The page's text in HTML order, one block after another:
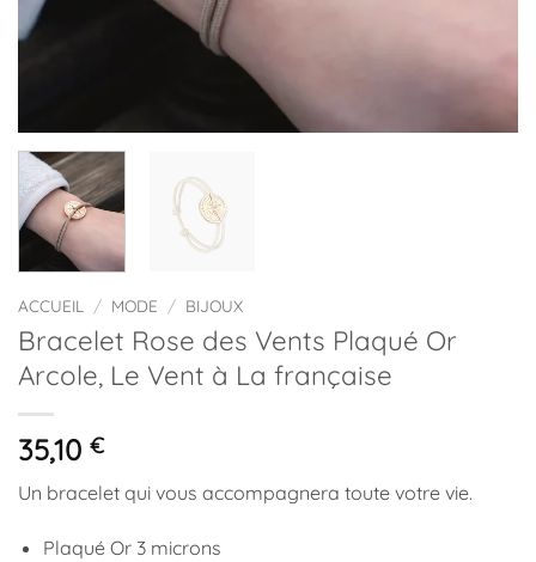
ACCUEIL / MODE / BIJOUX
Bracelet Rose des Vents Plaqué Or
Arcole, Le Vent à La française
35,10 €
Un bracelet qui vous accompagnera toute votre vie.
Plaqué Or 3 microns